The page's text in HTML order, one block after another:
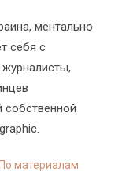
ментально
себя с
собственной
материалам